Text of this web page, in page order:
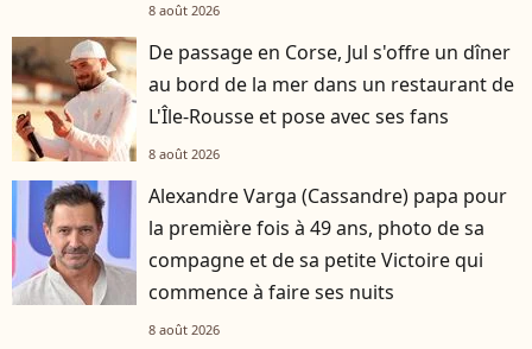
8 août 2026
De passage en Corse, Jul s'offre un dîner
au bord de la mer dans un restaurant de
L'Île-Rousse et pose avec ses fans
8 août 2026
Alexandre Varga (Cassandre) papa pour
la première fois à 49 ans, photo de sa
compagne et de sa petite Victoire qui
commence à faire ses nuits
8 août 2026